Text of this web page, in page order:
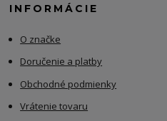
INFORMÁCIE
O značke
Doručenie a platby
Obchodné podmienky
Vrátenie tovaru